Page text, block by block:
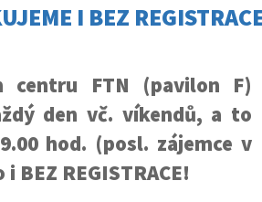
I BEZ
centru FTN (pavilon F)
den vč. víkendů, a to
hod. (posl. zájemce v
BEZ REGISTRACE!